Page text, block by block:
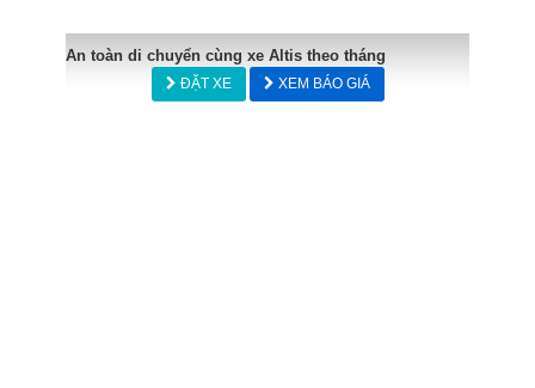
An toàn di chuyển cùng xe Altis theo tháng
ĐẶT XE XEM BÁO GIÁ